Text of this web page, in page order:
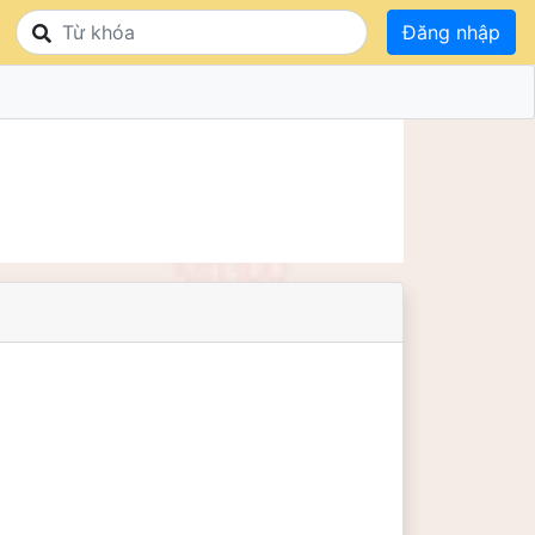
Đăng nhập